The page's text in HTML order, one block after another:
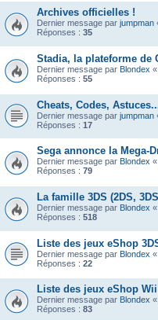
Archives officielles !
Dernier message par jumpman
Réponses : 35
Stadia, la plateforme de
Dernier message par Blondex «
Réponses : 55
Cheats, Codes,
Dernier message par jumpman
Réponses : 17
Sega annonce la Mega-
Dernier message par Blondex «
Réponses : 79
La famille 3DS (2DS,
Dernier message par Blondex «
Réponses : 518
Liste des jeux eShop
Dernier message par Blondex «
Réponses : 22
Liste des jeux eShop
Dernier message par Blondex «
Réponses : 83